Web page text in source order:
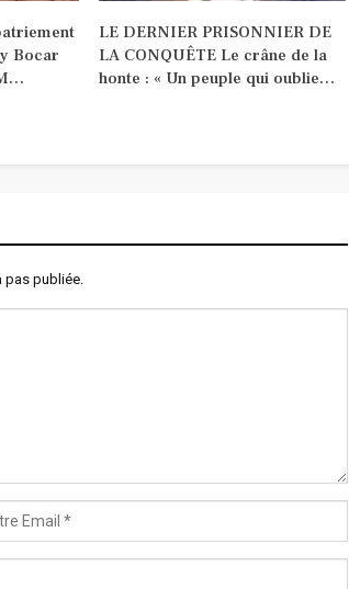
Bocar
LE DERNIER PRISONNIER DE
LA CONQUÊTE Le crâne de la
honte : « Un peuple qui oublie…
pas publiée.